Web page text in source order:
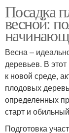
Посадка
весной:
Весна –
деревьев. В
к новой среде,
плодовых
определенных
старт и
Подготовка